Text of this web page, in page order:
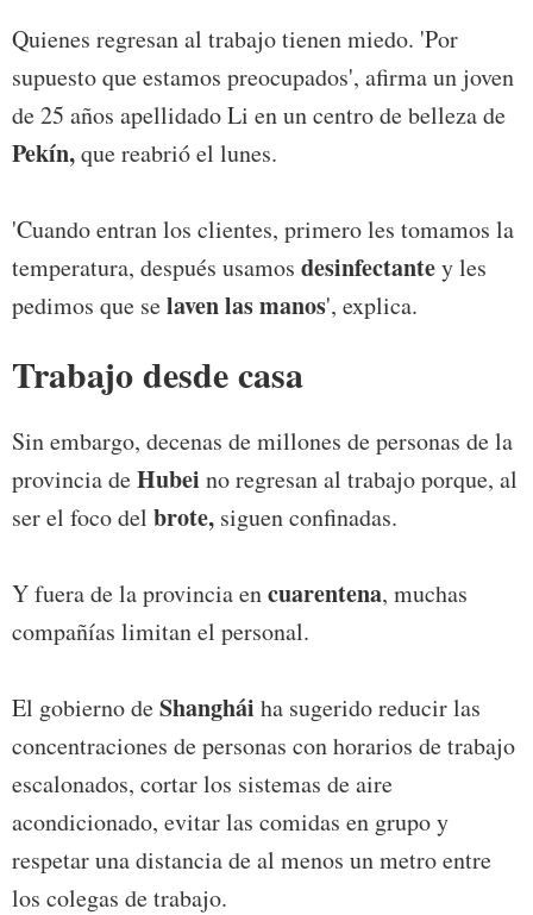
Quienes regresan al trabajo tienen miedo. 'Por
supuesto que estamos preocupados', afirma un joven
de 25 años apellidado Li en un centro de belleza de
Pekín,que reabrió el lunes.
'Cuando entran los clientes, primero les tomamos la
temperatura, después usamos desinfectantey les
pedimos que selaven las manos', explica.
Trabajo desde casa
Sin embargo, decenas de millones de personas de la
provincia deHubei no regresan al trabajo porque, al
ser el foco del brote, siguen confinadas.
Y fuera de la provincia encuarentena, muchas
compañías limitan el personal.
El gobierno deShanghái ha sugerido reducir las
concentraciones de personas con horarios de trabajo
escalonados, cortar los sistemas de aire
acondicionado, evitar las comidas en grupo y
respetar una distancia de al menos un metro entre
los colegas de trabajo.